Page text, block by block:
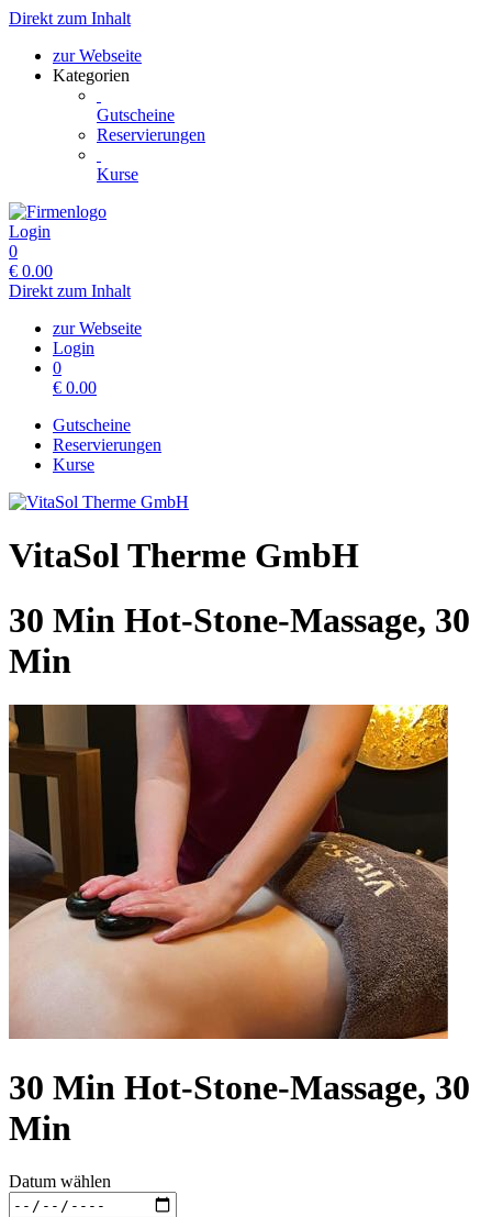
Direkt zum Inhalt
zur Webseite
Kategorien
Gutscheine
Reservierungen
Kurse
Login
0
€ 0.00
Direkt zum Inhalt
zur Webseite
Login
0
€ 0.00
Gutscheine
Reservierungen
Kurse
VitaSol Therme GmbH
30 Min Hot-Stone-Massage, 30
Min
30 Min Hot-Stone-Massage, 30
Min
Datum wählen